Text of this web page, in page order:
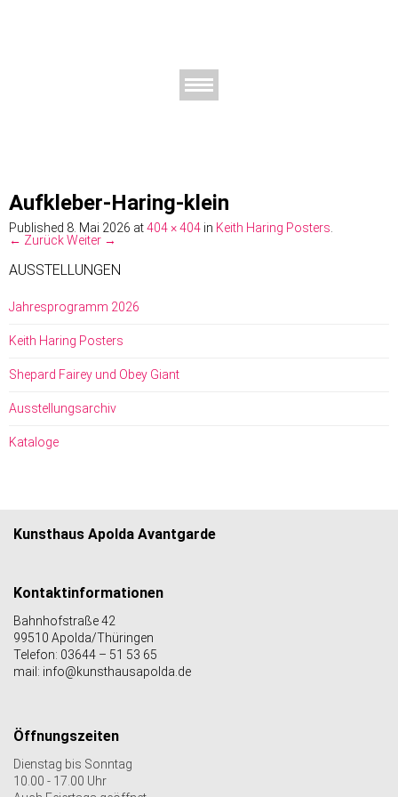
Aufkleber-Haring-klein
Published 8. Mai 2026 at404 × 404 in Keith Haring Posters.
← ZurückWeiter →
AUSSTELLUNGEN
Jahresprogramm 2026
Keith Haring Posters
Shepard Fairey und Obey Giant
Ausstellungsarchiv
Kataloge
Kunsthaus Apolda Avantgarde
Kontaktinformationen
Bahnhofstraße 42
99510 Apolda/Thüringen
Telefon: 03644 – 51 53 65
mail: info@kunsthausapolda.de
Öffnungszeiten
Dienstag bis Sonntag
10.00 - 17.00 Uhr